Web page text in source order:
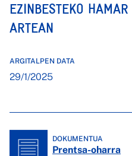
EZINBESTEKO
ARTEAN
ARGITALPEN DATA
29/1/2025
DOKUMENTUA
Prentsa-oharra